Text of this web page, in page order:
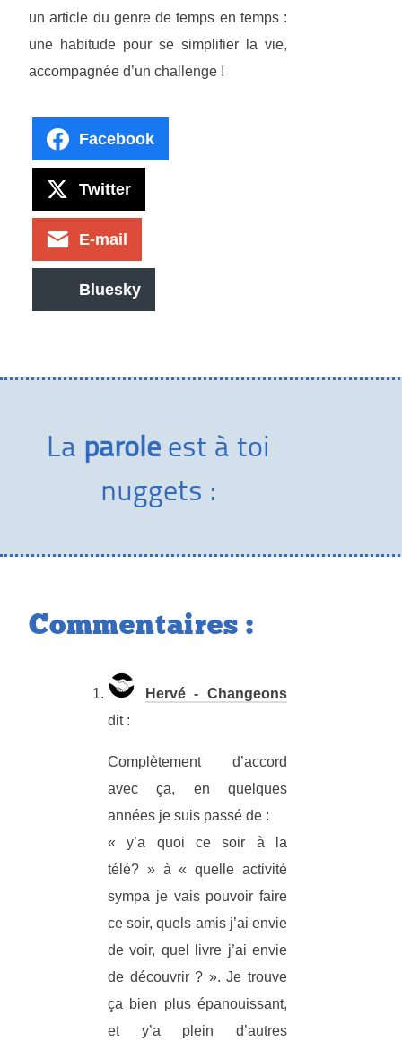
un article du genre de temps en temps :
une habitude pour se simplifier la vie,
accompagnée d’un challenge !
Facebook
Twitter
E-mail
Bluesky
La paroleest à toi
nuggets :
Commentaires :
Hervé - Changeons
dit :
Complètement d’accord
avec ça, en quelques
années je suis passé de :
« y’a quoi ce soir à la
télé? » à « quelle activité
sympa je vais pouvoir faire
ce soir, quels amis j’ai envie
de voir, quel livre j’ai envie
de découvrir ? ». Je trouve
ça bien plus épanouissant,
et y’a plein d’autres